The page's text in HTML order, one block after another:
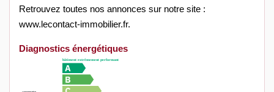
Retrouvez toutes nos annonces sur notre site :
www.lecontact-immobilier.fr.
Diagnostics énergétiques